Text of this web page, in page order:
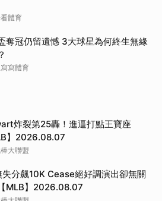
體育
奪冠仍留遺憾 3大球星為何終生無緣
寫體育
炸裂第25轟！進逼打點王寶座
】2026.08.07
大聯盟
分飆10K Cease絕好調演出卻無關
MLB】2026.08.07